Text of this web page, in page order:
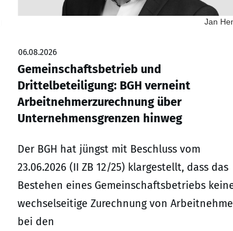
Jan
06.08.2026
Gemeinschaftsbetrieb und
Drittelbeteiligung: BGH verneint
Arbeitnehmerzurechnung über
Unternehmensgrenzen hinweg
Der BGH hat jüngst mit Beschluss vom
23.06.2026 (II ZB 12/25) klargestellt, dass das
Bestehen eines Gemeinschaftsbetriebs
wechselseitige Zurechnung von
bei den